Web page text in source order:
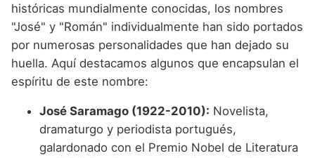
históricas mundialmente conocidas, los nombres
"José" y "Román" individualmente han sido portados
por numerosas personalidades que han dejado su
huella. Aquí destacamos algunos que encapsulan el
espíritu de este nombre:
José Saramago (1922-2010): Novelista,
dramaturgo y periodista portugués,
galardonado con el Premio Nobel de Literatura